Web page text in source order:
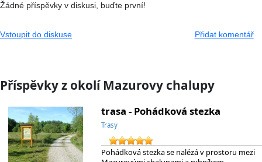
Žádné příspěvky v diskusi, buďte první!
Vstoupit do diskuse Přidat komentář
Příspěvky z okolí Mazurovy chalupy
trasa - Pohádková stezka
Trasy
Pohádková stezka se nalézá v prostoru mezi